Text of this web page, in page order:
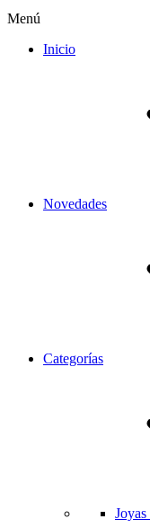
Menú
Inicio
Novedades
Categorías